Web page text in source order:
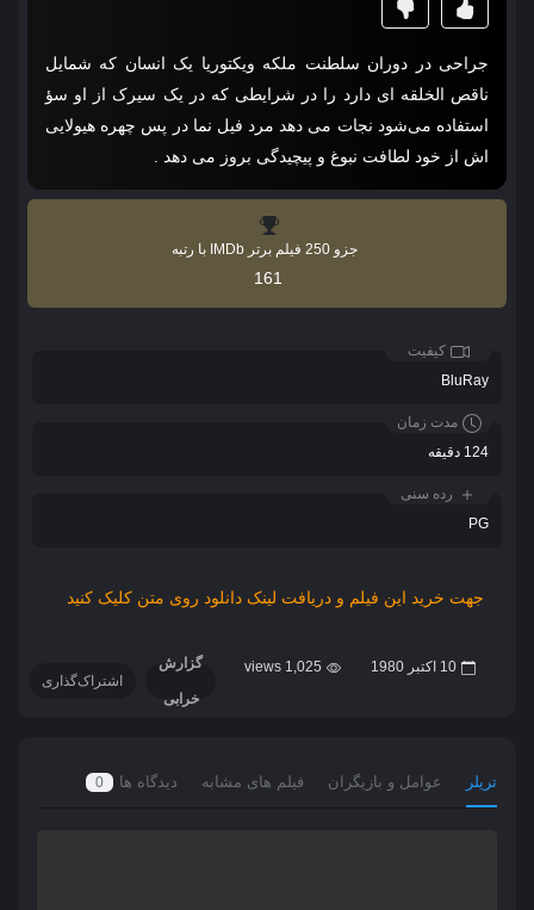
جراحی در دوران سلطنت ملکه ویکتوریا یک انسان که شمایل
ناقص‌ الخلقه‌ ای دارد را در شرایطی که در یک سیرک از او سؤ
استفاده می‌شود نجات می‌ دهد مرد فیل نما در پس چهره هیولایی‌
اش از خود لطافت نبوغ و پیچیدگی بروز می‌ دهد .
جزو 250 فیلم برتر IMDb با رتبه
161
کیفیت
BluRay
مدت زمان
124 دقیقه
رده سنی
PG
جهت خرید این فیلم و دریافت لینک دانلود روی متن کلیک کنید
10 اکتبر 1980 1,025 views گزارش
خرابی
اشتراک‌گذاری
تریلر عوامل و بازیگران فیلم های مشابه دیدگاه ها 0